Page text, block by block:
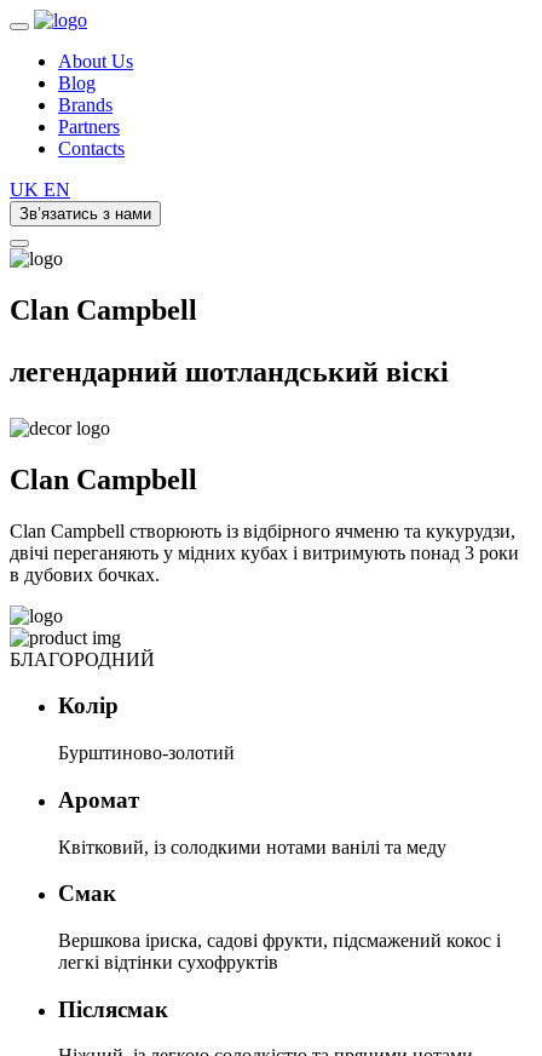
About Us
Blog
Brands
Partners
Contacts
UK EN
Зв’язатись з нами
Clan Campbell
легендарний шотландський віскі
Clan Campbell
Clan Campbell створюють із відбірного ячменю та кукурудзи,
двічі переганяють у мідних кубах і витримують понад 3 роки
в дубових бочках.
БЛАГОРОДНИЙ
Колір
Бурштиново-золотий
Аромат
Квітковий, із солодкими нотами ванілі та меду
Смак
Вершкова іриска, садові фрукти, підсмажений кокос і
легкі відтінки сухофруктів
Післясмак